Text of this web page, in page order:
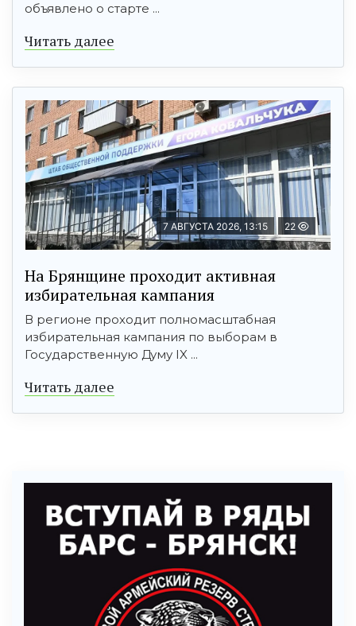
объявлено о старте ...
Читать далее
7 АВГУСТА 2026, 13:15 22
На Брянщине проходит активная
избирательная кампания
В регионе проходит полномасштабная
избирательная кампания по выборам в
Государственную Думу IX ...
Читать далее